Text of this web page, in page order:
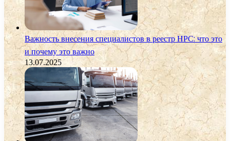
Важность внесения специалистов в реестр НРС: что это
и почему это важно
13.07.2025